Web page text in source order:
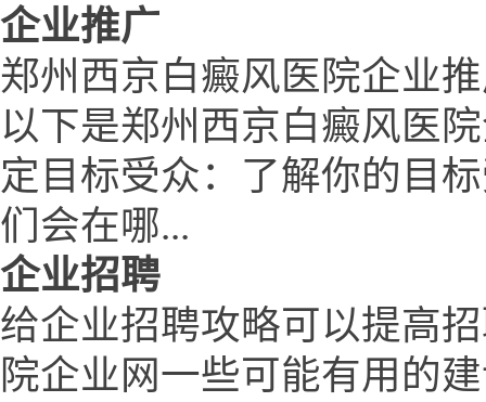
企业推广
郑州西京白癜风医院企业
以下是郑州西京白癜风医
定目标受众：了解你的目
们会在哪...
企业招聘
给企业招聘攻略可以提高
院企业网一些可能有用的